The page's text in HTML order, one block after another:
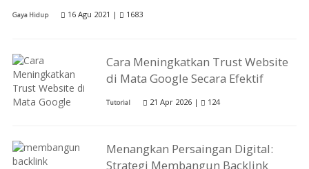
Gaya Hidup 16 Agu 2021 | 1683
Cara Meningkatkan Trust Website
di Mata Google Secara Efektif
Tutorial 21 Apr 2026 | 124
Menangkan Persaingan Digital:
Strategi Membangun Backlink